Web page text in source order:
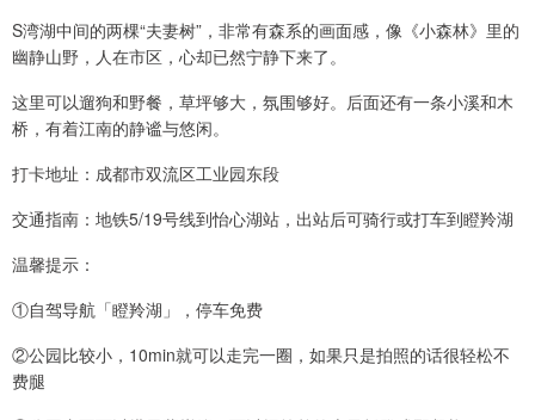
S湾湖中间的两棵“夫妻树”，非常有森系的画面感，像《小森林》里的
幽静山野，人在市区，心却已然宁静下来了。
这里可以遛狗和野餐，草坪够大，氛围够好。后面还有一条小溪和木
桥，有着江南的静谧与悠闲。
打卡地址：成都市双流区工业园东段
交通指南：地铁5/19号线到怡心湖站，出站后可骑行或打车到瞪羚湖
温馨提示：
①自驾导航「瞪羚湖」，停车免费
②公园比较小，10min就可以走完一圈，如果只是拍照的话很轻松不
费腿